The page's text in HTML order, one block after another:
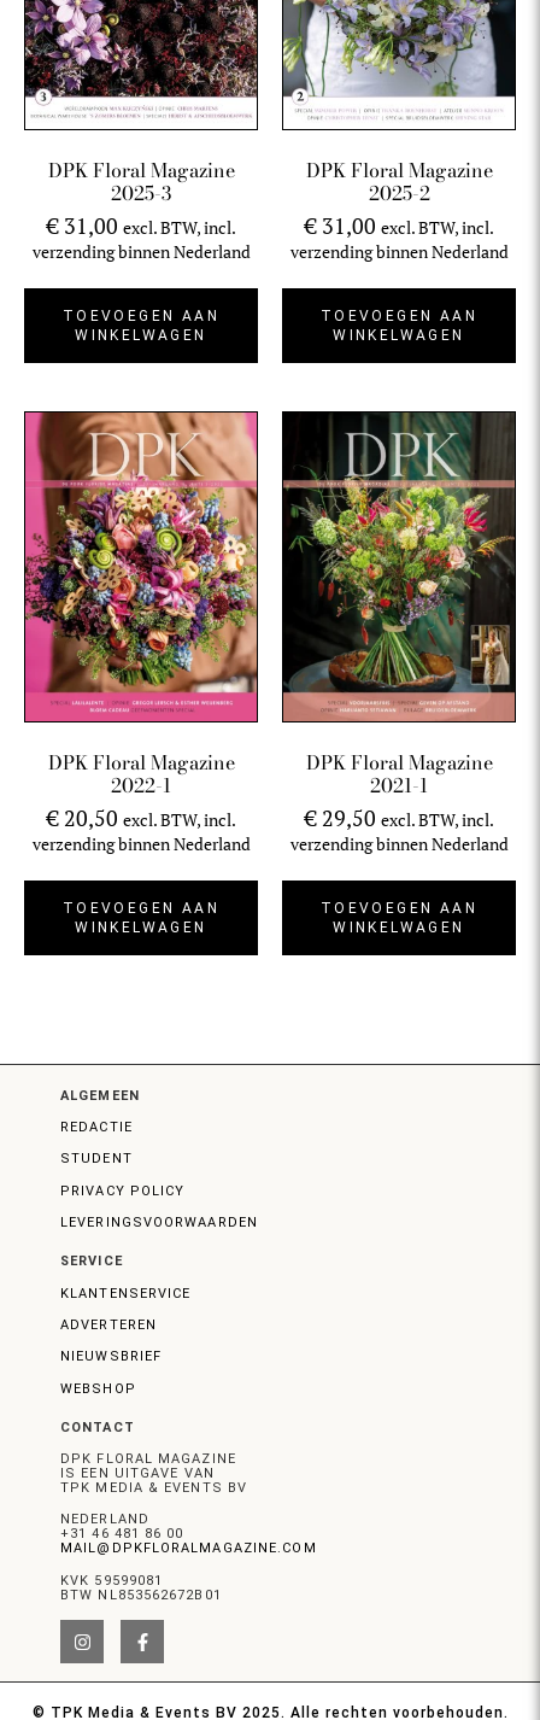
DPK Floral Magazine
2025-3
€31,00 excl. BTW, incl.
verzending binnen Nederland
TOEVOEGEN AAN
WINKELWAGEN
DPK Floral Magazine
2025-2
€31,00 excl. BTW, incl.
verzending binnen Nederland
TOEVOEGEN AAN
WINKELWAGEN
DPK Floral Magazine
2022-1
€20,50 excl. BTW, incl.
verzending binnen Nederland
TOEVOEGEN AAN
WINKELWAGEN
DPK Floral Magazine
2021-1
€29,50 excl. BTW, incl.
verzending binnen Nederland
TOEVOEGEN AAN
WINKELWAGEN
ALGEMEEN
REDACTIE
STUDENT
PRIVACY POLICY
LEVERINGSVOORWAARDEN
SERVICE
KLANTENSERVICE
ADVERTEREN
NIEUWSBRIEF
WEBSHOP
CONTACT
DPK FLORAL MAGAZINE
IS EEN UITGAVE VAN
TPK MEDIA & EVENTS BV
NEDERLAND
+31 46 481 86 00
MAIL@DPKFLORALMAGAZINE.COM
KVK 59599081
BTW NL853562672B01
© TPK Media & Events BV 2025. Alle rechten voorbehouden.